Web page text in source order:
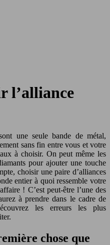
l’alliance
une seule bande de métal,
sans fin entre vous et votre
à choisir. On peut même les
pour ajouter une touche
choisir une paire d’alliances
entier à quoi ressemble votre
! C’est peut-être l’une des
à prendre dans le cadre de
les erreurs les plus
chose que